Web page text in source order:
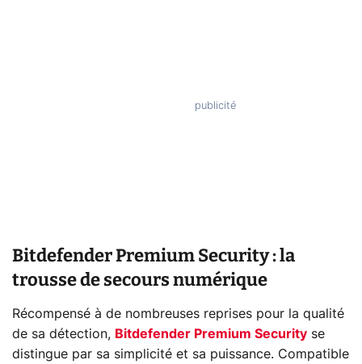
Bitdefender Premium Security : la
trousse de secours numérique
Récompensé à de nombreuses reprises pour la qualité
de sa détection, Bitdefender Premium Security se
distingue par sa simplicité et sa puissance. Compatible